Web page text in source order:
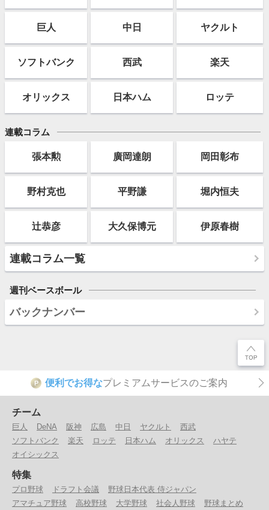
巨人 中日 ヤクルト
ソフト バンク 西武 楽天
オリックス 日本ハム ロッテ
連載コラム
張本勲 廣岡達朗 岡田彰布
野村克也 平野謙 堀内恒夫
辻恭彦 大久保博元 伊原春樹
連載コラム一覧
週刊ベースボール
バックナンバー
P 便利でお得なプレミアムサービスのご案内
チーム
巨人 DeNA 阪神 広島 中日 ヤクルト
西武
ソフトバンク
楽天 ロッテ 日本ハム オリックス
ハヤテ
オイシックス
特集
プロ野球 ドラフト会議
野球日本代表 侍ジャパン
アマチュア野球
高校野球 大学野球 社会人野球 野球まとめ